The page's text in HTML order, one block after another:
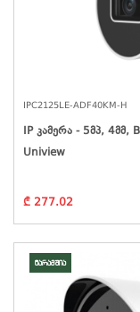
IPC2125LE-ADF40KM-H
IP Კამერა - 5მპ,
Uniview
₾ 277.02
მარაგშია